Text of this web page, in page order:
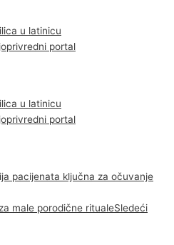
u latinicu
portal
u latinicu
portal
pacijenata ključna za očuvanje
male porodične ritualeSledeći